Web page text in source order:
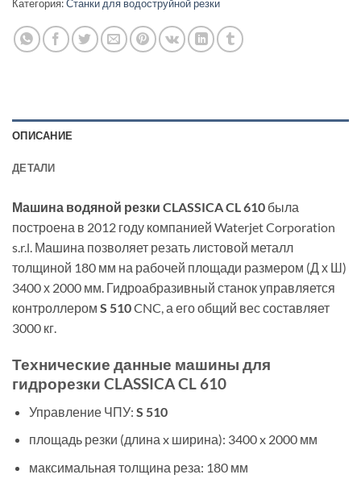
Категория:Станки для водоструйной резки
ОПИСАНИЕ
ДЕТАЛИ
Машина водяной резки CLASSICA CL 610 была
построена в 2012 году компанией Waterjet Corporation
s.r.l. Машина позволяет резать листовой металл
толщиной 180 мм на рабочей площади размером (Д х Ш)
3400 х 2000 мм. Гидроабразивный станок управляется
контроллером S 510CNC, а его общий вес составляет
3000 кг.
Технические данные машины для
гидрорезки CLASSICA CL 610
Управление ЧПУ: S 510
площадь резки (длина x ширина): 3400 x 2000 мм
максимальная толщина реза: 180 мм